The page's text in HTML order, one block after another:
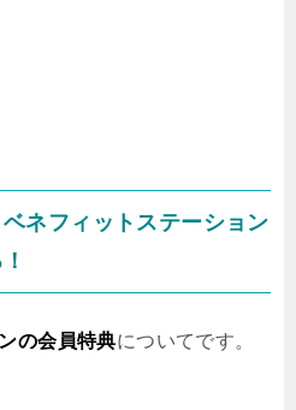
ネフィットステーション
の会員特典についてです。